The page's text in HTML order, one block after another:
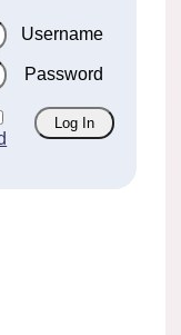
Username
Password